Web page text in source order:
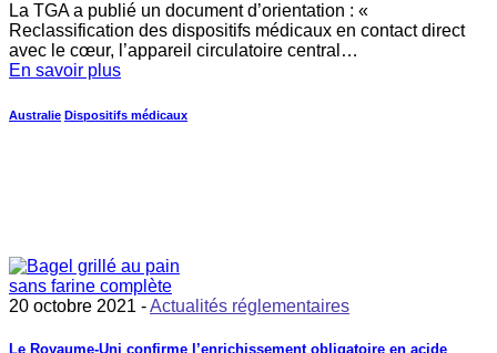
La TGA a publié un document d’orientation : «
Reclassification des dispositifs médicaux en contact direct
avec le cœur, l’appareil circulatoire central…
En savoir plus
Australie Dispositifs médicaux
20 octobre 2021 -Actualités réglementaires
Le Royaume-Uni confirme l’enrichissement obligatoire en acide